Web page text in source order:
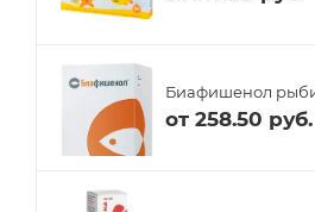
Биафишенол
от 258.50 руб.